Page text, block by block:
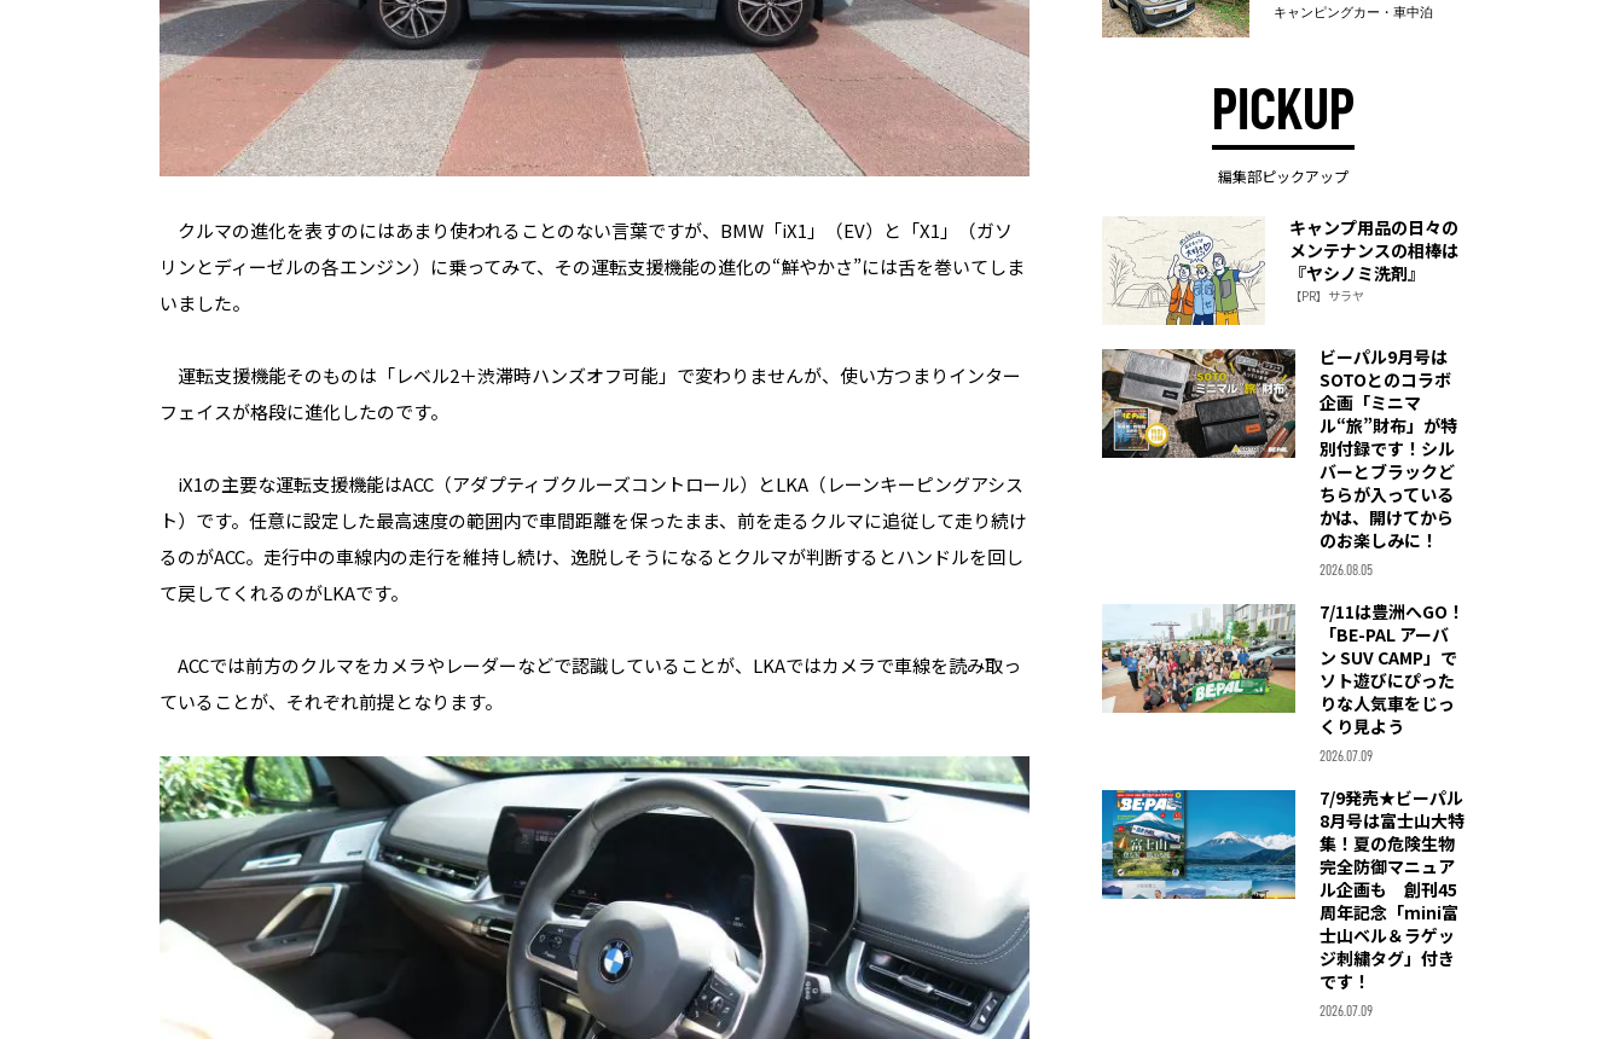
クルマの進化を表すのにはあまり使われることのない言葉ですが、 BMW「iX1」 （EV）と「X1」
（ガソ
リンとディーゼルの各エンジン）に乗ってみて、その運転支援機能の進化の“鮮やかさ”には舌を巻いてしま
いました。
運転支援機能そのものは「レベル2＋渋滞時ハンズオフ可能」で変わりませんが、使い方つまりインター
フェイスが格段に進化したのです。
iX1の主要な運転支援機能はACC （アダプティブクルーズコントロール）とLKA （レーンキーピングアシス
ト）です。任意に設定した最高速度の範囲内で車間距離を保ったまま、前を走るクルマに追従して走り続け
るのがACC。走行中の車線内の走行を維持し続け、逸脱しそうになるとクルマが判断するとハンドルを回し
て戻してくれるのがLKAです。
ACCでは前方のクルマをカメラやレーダーなどで認識していることが、 LKAではカメラで車線を読み取っ
ていることが、それぞれ前提となります。
キャンピングカー・車中泊
PICKUP
編集部ピックアップ
キャンプ用品の日々の
メンテナンスの相棒は
『ヤシノミ洗剤』
【PR】サラヤ
ビーパル9月号は
SOTOとのコラボ
企画「ミニマ
ル“旅”財布」が特
別付録です！シル
バーとブラックど
ちらが入っている
かは、開けてから
のお楽しみに！
2026.08.05
7/11は豊洲へGO！
「BE-PAL アーバ
ン SUV CAMP」で
ソト遊びにぴった
りな人気車をじっ
くり見よう
2026.07.09
7/9発売★ビーパル
8月号は富士山大特
集！夏の危険生物
完全防御マニュア
ル企画も 創刊45
周年記念「mini富
士山ベル＆ラゲッ
ジ刺繍タグ」付き
です！
2026.07.09